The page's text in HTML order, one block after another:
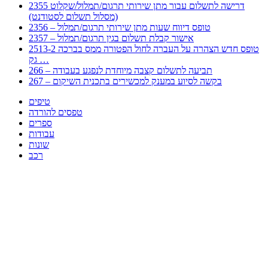
2355 דרישה לתשלום עבור מתן שירותי תרגום/תמלול/שקלוט
(מסלול תשלום לסטודנט)
2356 – טופס דיווח שעות מתן שירותי תרגום/תמלול
2357 – אישור קבלת תשלום בגין תרגום/תמלול
2513-2 טופס חדש הצהרה על העברה לחול הפטורה ממס בברכה
גק …
266 – תביעה לתשלום קצבה מיוחדת לנפגע בעבודה
267 – בקשה לסיוע במענק למכשירים בתכנית השיקום
טיפים
טפסים להורדה
ספרים
עבודות
שונות
רכב